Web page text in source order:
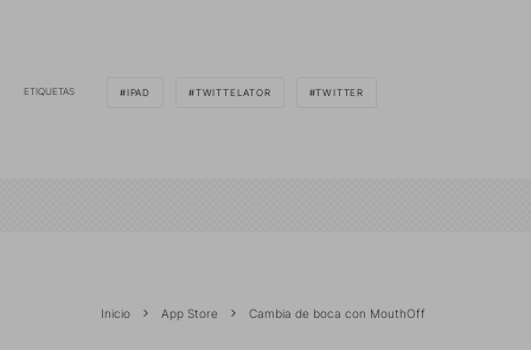
ETIQUETAS IPAD TWITTELATOR TWITTER
Inicio App Store Cambia de boca con MouthOff